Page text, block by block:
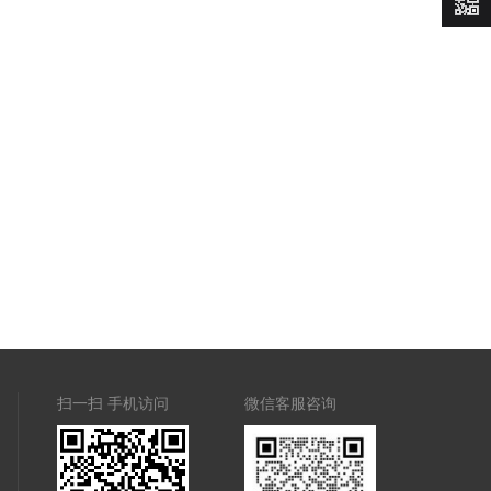
扫一扫 手机访问 微信客服咨询